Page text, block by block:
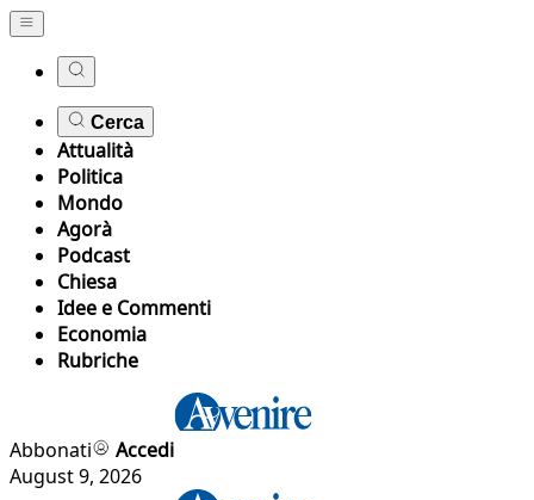
Cerca
Attualità
Politica
Mondo
Agorà
Podcast
Chiesa
Idee e Commenti
Economia
Rubriche
Abbonati
Accedi
August 9, 2026